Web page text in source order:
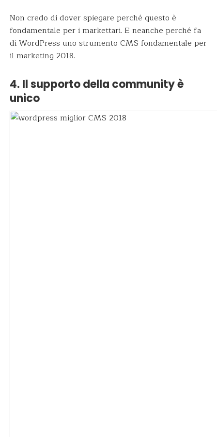
Non credo di dover spiegare perché questo è
fondamentale per i markettari. E neanche perché fa
di WordPress uno strumento CMS fondamentale per
il marketing 2018.
4. Il supporto della community è
unico